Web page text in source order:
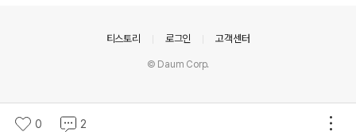
0 2
티스토리 로그인 고객센터
© Daum Corp.